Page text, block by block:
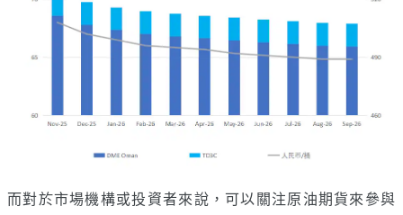
而對於市場機構或投資者來說，可以關注原油期貨來參與